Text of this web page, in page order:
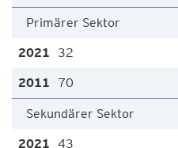
Primärer Sektor
32
70
Sekundärer Sektor
43